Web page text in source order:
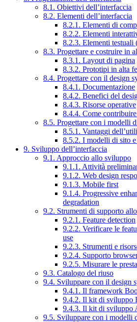
8.1. Obiettivi dell’interfaccia
8.2. Elementi dell’interfaccia
8.2.1. Elementi di
8.2.2. Elementi
8.2.3. Elementi testuali
8.3. Progettare e costruire in
8.3.1. Layout di pagina
8.3.2. Prototipi in alta
8.4. Progettare con il design
8.4.1. Documentazione
8.4.2. Benefici del
8.4.3. Risorse operative
8.4.4. Come
8.5. Progettare con i modelli
8.5.1. Vantaggi
8.5.2. I modelli di sito
9. Sviluppo dell’interfaccia
9.1. Approccio allo sviluppo
9.1.1. Attività
9.1.2. Web design
9.1.3. Mobile first
9.1.4. Progressive
degradation
9.2. Strumenti di supporto
9.2.1. Feature detection
9.2.2. Verificare le
use
9.2.3. Strumenti e
9.2.4. Supporto
9.2.5. Misurare le
9.3. Catalogo del riuso
9.4. Sviluppare con il design
9.4.1. Il framework
9.4.2. Il kit di sviluppo
9.4.3. Il kit di sviluppo
9.5. Sviluppare con i modelli